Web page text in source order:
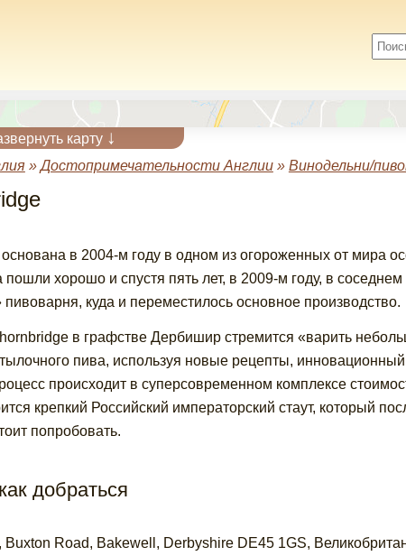
карту ↓
»Достопримечательности Англии» Винодельни/
в 2004-м году в одном из огороженных от мира
хорошо и спустя пять лет, в 2009-м году, в
куда и переместилось основное производство.
в графстве Дербишир стремится «варить
пива, используя новые рецепты,
происходит в суперсовременном комплексе
крепкий Российский императорский стаут, который
попробовать.
добраться
Buxton Road, Bakewell, Derbyshire DE45 1GS,